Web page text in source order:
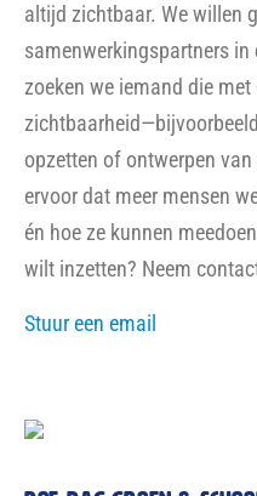
altijd zichtbaar. We willen
samenwerkingspartners
zoeken we iemand die
opzetten of ontwerpen
ervoor dat meer mensen
én hoe ze kunnen
wilt inzetten? Neem
Stuur een email